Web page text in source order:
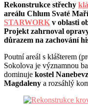
Rekonstrukce střechy
areálu Chlum Svaté
STARWORKv oblasti
Projekt zahrnoval
důrazem na zachování
Poutní areál s klášterem
Sokolova je významnou
dominuje kostel
Magdaleny a rozsáhlý